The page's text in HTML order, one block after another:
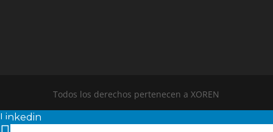
Todos los derechos pertenecen a XOREN
Linkedin